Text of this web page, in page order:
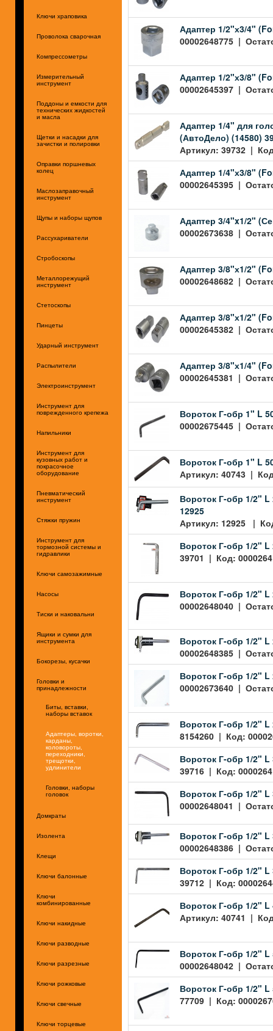
Ключи храповика
Проволока сварочная
Компрессометры
Измерительный
инструмент
Поддоны и емкости для
технических жидкостей
и масла
Щетки и насадки для
зачистки и полировки
Оправки поршневых
колец
Маслозаправочный
инструмент
Щупы и наборы щупов
Рассухариватели
Стробоскопы
Металлорежущий
инструмент
Стетоскопы
Пинцеты
Ударный инструмент
Распылители
Электроинструмент
Инструмент для
поврежденного крепежа
Напильники
Инструмент для
кузовных работ и
покрасочное
оборудование
Пневматический
инструмент
Стяжки пружин
Инструмент для
тормозной системы и
гидравлики
Ключи самозажимные
Насосы
Тиски и наковальни
Ящики и сумки для
инструмента
Бокорезы, кусачки
Головки и
принадлежности
Биты, вставки,
наборы вставок
Адаптеры, воротки,
карданы,
коловороты,
переходники,
трещотки,
удлинители
Головки, наборы
головок
Домкраты
Изолента
Клещи
Ключи балонные
Ключи
комбинированные
Ключи накидные
Ключи разводные
Ключи разрезные
Ключи рожковые
Ключи свечные
Ключи торцевые
Адаптер 1/2"х3/4"
00002648775 |
Адаптер 1/2"х3/8"
00002645397 |
Адаптер 1/4" для
(АвтоДело) (14580)
Артикул: 39732 |
Адаптер 1/4"х3/8"
00002645395 |
Адаптер 3/4"x1/2"
00002673638 |
Адаптер 3/8"х1/2"
00002648682 |
Адаптер 3/8"х1/2"
00002645382 |
Адаптер 3/8"х1/4"
00002645381 |
Вороток Г-обр 1" L
00002675445 |
Вороток Г-обр 1" L
Артикул: 40743 |
Вороток Г-обр 1/2"
12925
Артикул: 12925 |
Вороток Г-обр 1/2"
39701 | Код:
Вороток Г-обр 1/2"
00002648040 |
Вороток Г-обр 1/2"
00002648385 |
Вороток Г-обр 1/2"
00002673640 |
Вороток Г-обр 1/2" L
8154260 | Код:
Вороток Г-обр 1/2"
39716 | Код:
Вороток Г-обр 1/2"
00002648041 |
Вороток Г-обр 1/2"
00002648386 |
Вороток Г-обр 1/2"
39712 | Код:
Вороток Г-обр 1/2"
Артикул: 40741 |
Вороток Г-обр 1/2"
00002648042 |
Вороток Г-обр 1/2"
77709 | Код: